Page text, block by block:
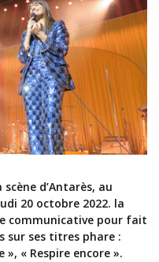
d’Antarès, au
20 octobre 2022. la
communicative pour fait
sur ses titres phare :
», « Respire encore ».